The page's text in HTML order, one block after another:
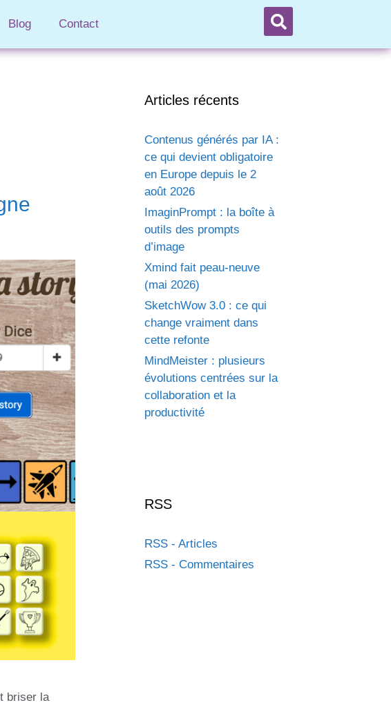
Blog Contact
briser la
Articles récents
Contenus générés par IA :
ce qui devient obligatoire
en Europe depuis le 2
août 2026
ImaginPrompt : la boîte à
outils des prompts
d’image
Xmind fait peau-neuve
(mai 2026)
SketchWow 3.0 : ce qui
change vraiment dans
cette refonte
MindMeister : plusieurs
évolutions centrées sur la
collaboration et la
productivité
RSS
RSS - Articles
RSS - Commentaires